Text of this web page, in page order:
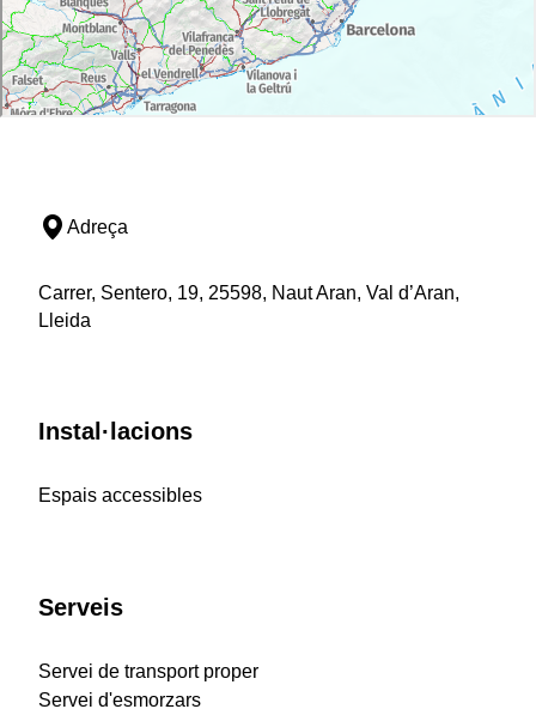
Adreça
Carrer, Sentero, 19, 25598, Naut Aran, Val d’Aran,
Lleida
Instal·lacions
Espais accessibles
Serveis
Servei de transport proper
Servei d'esmorzars